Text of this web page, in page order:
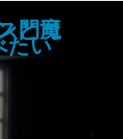
行─
人を
って
いし
一夕
渡るI
と魔
門司
たい